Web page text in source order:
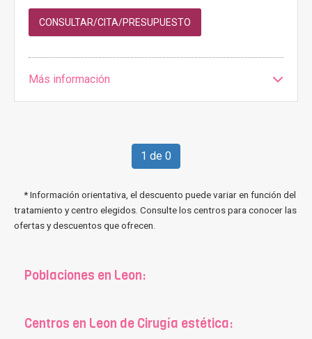
CONSULTAR/CITA/PRESUPUESTO
Más información
1 de 0
* Información orientativa, el descuento puede variar en función del
tratamiento y centro elegidos. Consulte los centros para conocer las
ofertas y descuentos que ofrecen.
Poblaciones en Leon:
Centros en Leon de Cirugía estética: